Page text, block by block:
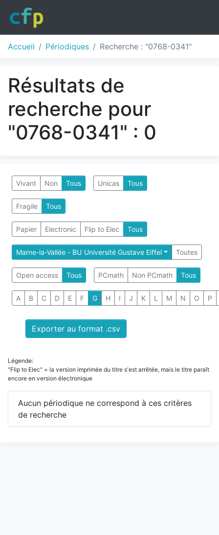
Accueil Périodiques Recherche : "0768-0341"
Résultats de
recherche pour
"0768-0341" : 0
Vivant Non Tous Unicas Tous
Fragile Tous
Papier Electronic Flip to Elec Tous
Marne-la-Vallée - BU Université Gustave Eiffel Toutes
Open access Tous PCmath Non PCmath Tous
A B C D E F G H I J K L M N O P
Exporter au format .csv
Légende:
"Flip to Elec" = la version imprimée du titre s'est arrêtée, mais le titre paraît
encore en version électronique
Aucun périodique ne correspond à ces critères
de recherche